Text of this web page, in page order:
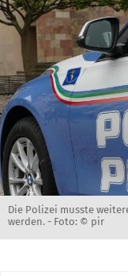
Die Polizei musste
werden. - Foto: © pir